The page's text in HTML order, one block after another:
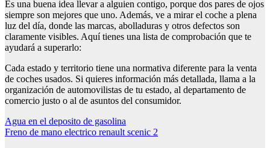
Es una buena idea llevar a alguien contigo, porque dos pares de ojos
siempre son mejores que uno. Además, ve a mirar el coche a plena
luz del día, donde las marcas, abolladuras y otros defectos son
claramente visibles. Aquí tienes una lista de comprobación que te
ayudará a superarlo:
Cada estado y territorio tiene una normativa diferente para la venta
de coches usados. Si quieres información más detallada, llama a la
organización de automovilistas de tu estado, al departamento de
comercio justo o al de asuntos del consumidor.
Navegación
de
Agua en el deposito de gasolina
Freno de mano electrico renault scenic 2